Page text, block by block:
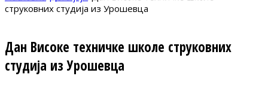
струковних студија из Урошевца
Дан Високе техничке школе струковних
студија из Урошевца